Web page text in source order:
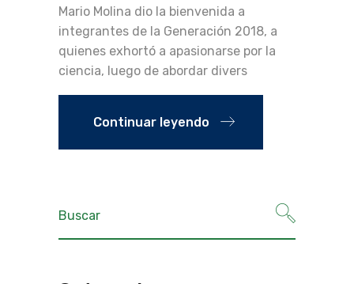
Mario Molina dio la bienvenida a
integrantes de la Generación 2018, a
quienes exhortó a apasionarse por la
ciencia, luego de abordar divers
Continuar leyendo